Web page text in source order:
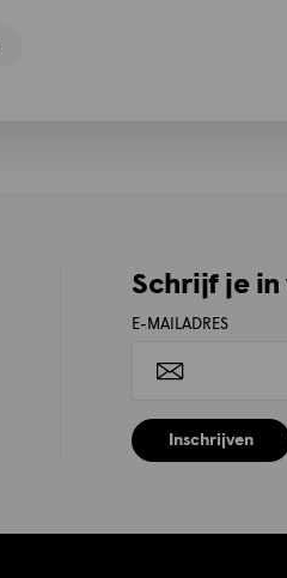
Schrijf je
E-MAILADRES
Inschrijven